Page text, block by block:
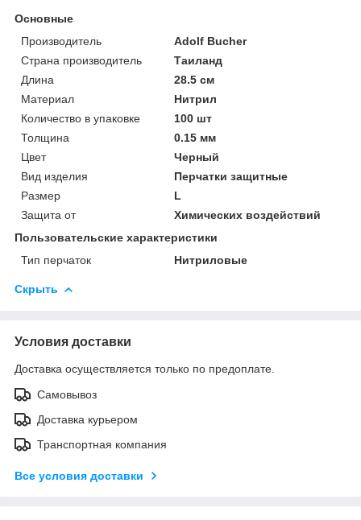
Основные
Производитель
Adolf Bucher
Страна производитель
Таиланд
Длина
28.5 см
Материал
Нитрил
Количество в упаковке
100 шт
Толщина
0.15 мм
Цвет
Черный
Вид изделия
Перчатки защитные
Размер
L
Защита от
Химических воздействий
Пользовательские характеристики
Тип перчаток
Нитриловые
Скрыть
Условия доставки
Доставка осуществляется только по предоплате.
Самовывоз
Доставка курьером
Транспортная компания
Все условия доставки